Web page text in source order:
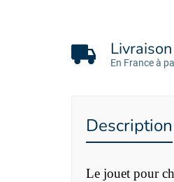
En France à
Description
Le jouet pour